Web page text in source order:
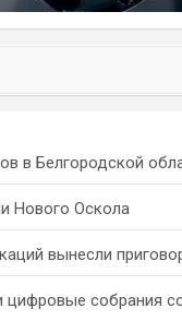
в Белгородской
Нового Оскола
вынесли
собрания